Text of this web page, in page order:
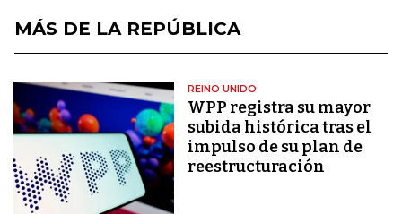
MÁS DE LA REPÚBLICA
REINO UNIDO
WPP registra su mayor
subida histórica tras el
impulso de su plan de
reestructuración